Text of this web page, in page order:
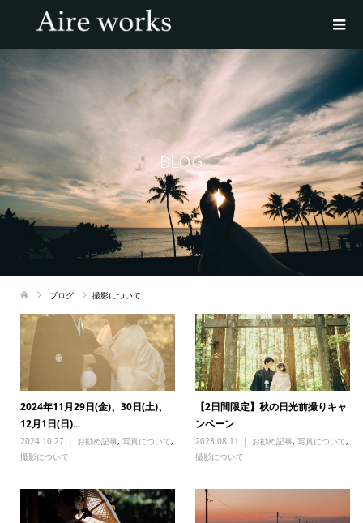
BLOG
ブログ 撮影について
2024年11月29日(金)、30日(土)、
12月1日(日)...
2024.10.27 お勧め記事, 写真について,
撮影について
【2日間限定】秋の日光前撮りキャ
ンペーン
2023.08.11 お勧め記事,写真について,
撮影について